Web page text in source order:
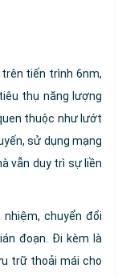
tiến trình 6nm,
thụ năng lượng
thuộc như lướt
sử dụng mạng
vẫn duy trì sự liền
nhiệm, chuyển đổi
đoạn. Đi kèm là
trữ thoải mái cho